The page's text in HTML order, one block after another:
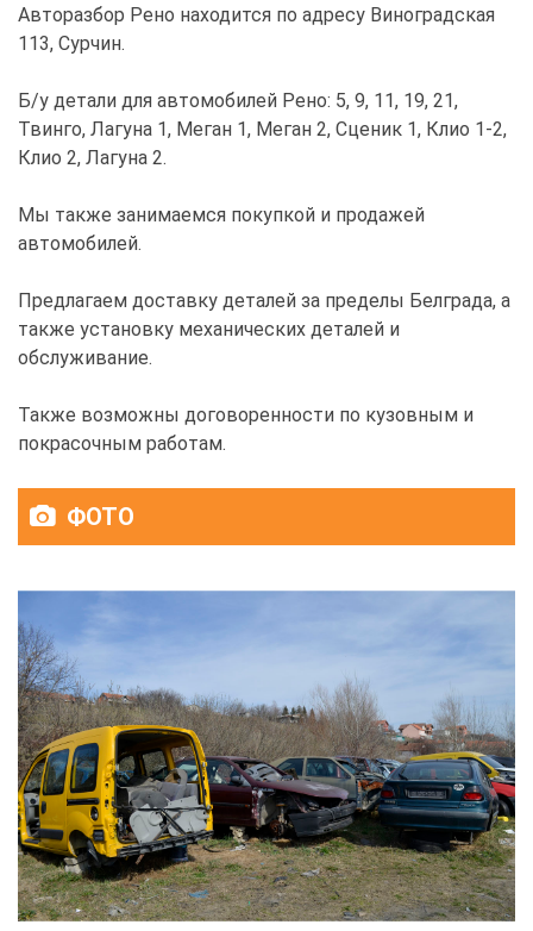
Авторазбор Рено находится по адресу Виноградская
113, Сурчин.
Б/у детали для автомобилей Рено: 5, 9, 11, 19, 21,
Твинго, Лагуна 1, Меган 1, Меган 2, Сценик 1, Клио 1-2,
Клио 2, Лагуна 2.
Мы также занимаемся покупкой и продажей
автомобилей.
Предлагаем доставку деталей за пределы Белграда, а
также установку механических деталей и
обслуживание.
Также возможны договоренности по кузовным и
покрасочным работам.
ФОТО